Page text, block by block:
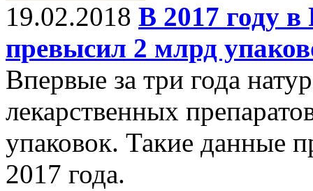
19.02.2018 В 2017 году
превысил 2 млрд
Впервые за три года
лекарственных
упаковок. Такие данные
2017 года.